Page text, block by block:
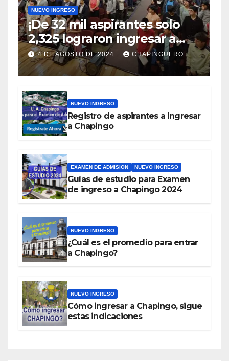
NUEVO INGRESO
¡De 32 mil aspirantes solo
2,325 lograron ingresar a
Chapingo!
4 DE AGOSTO DE 2024 CHAPINGUERO
NUEVO INGRESO
Registro de aspirantes a ingresar
a Chapingo
EXAMEN DE ADMISION NUEVO INGRESO
Guías de estudio para Examen
de ingreso a Chapingo 2024
NUEVO INGRESO
¿Cuál es el promedio para entrar
a Chapingo?
NUEVO INGRESO
Cómo ingresar a Chapingo, sigue
estas indicaciones